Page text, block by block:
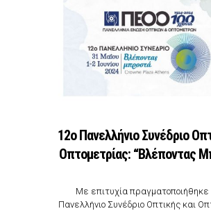
12ο Πανελλήνιο Συνέδριο
Οπτομετρίας: “Βλέποντας
Με επιτυχία πραγματοποιήθηκε
Πανελλήνιο Συνέδριο Οπτικής και